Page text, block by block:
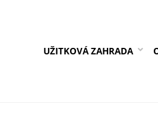
UŽITKOVÁ ZAHRADA